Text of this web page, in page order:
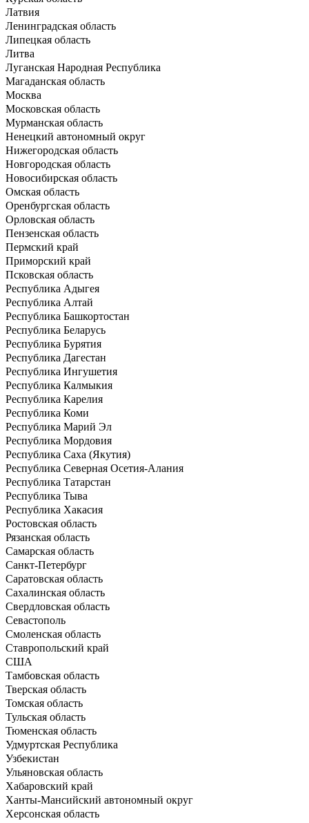
Латвия
Ленинградская область
Липецкая область
Литва
Луганская Народная Республика
Магаданская область
Москва
Московская область
Мурманская область
Ненецкий автономный округ
Нижегородская область
Новгородская область
Новосибирская область
Омская область
Оренбургская область
Орловская область
Пензенская область
Пермский край
Приморский край
Псковская область
Республика Адыгея
Республика Алтай
Республика Башкортостан
Республика Беларусь
Республика Бурятия
Республика Дагестан
Республика Ингушетия
Республика Калмыкия
Республика Карелия
Республика Коми
Республика Марий Эл
Республика Мордовия
Республика Саха (Якутия)
Республика Северная Осетия-Алания
Республика Татарстан
Республика Тыва
Республика Хакасия
Ростовская область
Рязанская область
Самарская область
Санкт-Петербург
Саратовская область
Сахалинская область
Свердловская область
Севастополь
Смоленская область
Ставропольский край
США
Тамбовская область
Тверская область
Томская область
Тульская область
Тюменская область
Удмуртская Республика
Узбекистан
Ульяновская область
Хабаровский край
Ханты-Мансийский автономный округ
Херсонская область